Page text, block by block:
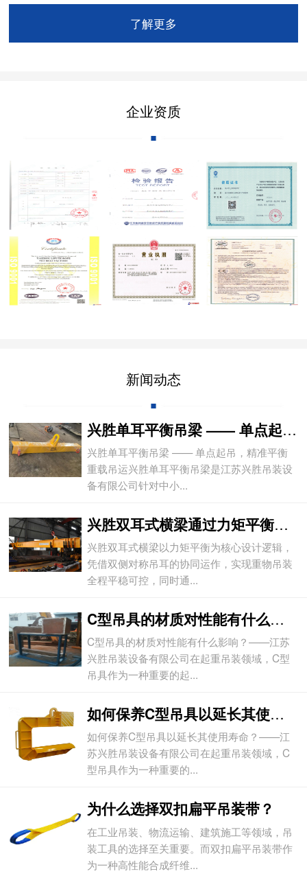
了解更多
企业资质
新闻动态
兴胜单耳平衡吊梁 —— 单点起吊，精准平
兴胜单耳平衡吊梁 —— 单点起吊，精准平衡
重载吊运兴胜单耳平衡吊梁是江苏兴胜吊装设
备有限公司针对中小...
兴胜双耳式横梁通过力矩平衡实现重物平稳吊
兴胜双耳式横梁以力矩平衡为核心设计逻辑，
凭借双侧对称吊耳的协同运作，实现重物吊装
全程平稳可控，同时通...
C型吊具的材质对性能有什么影响？
C型吊具的材质对性能有什么影响？——江苏
兴胜吊装设备有限公司在起重吊装领域，C型
吊具作为一种重要的起...
如何保养C型吊具以延长其使用寿命？
如何保养C型吊具以延长其使用寿命？——江
苏兴胜吊装设备有限公司在起重吊装领域，C
型吊具作为一种重要的...
为什么选择双扣扁平吊装带？
在工业吊装、物流运输、建筑施工等领域，吊
装工具的选择至关重要。而双扣扁平吊装带作
为一种高性能合成纤维...